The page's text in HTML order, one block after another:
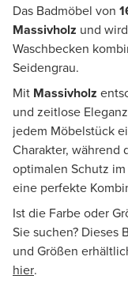
Das Badmöbel von
Massivholz und
Waschbecken
Seidengrau.
Mit Massivholz
und zeitlose
jedem Möbelstück
Charakter, während
optimalen Schutz
eine perfekte
Ist die Farbe oder
Sie suchen? Dieses
und Größen
hier.